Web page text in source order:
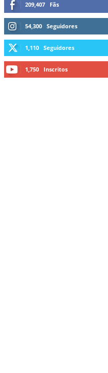
209,407 Fãs
54,300 Seguidores
1,110 Seguidores
1,750 Inscritos